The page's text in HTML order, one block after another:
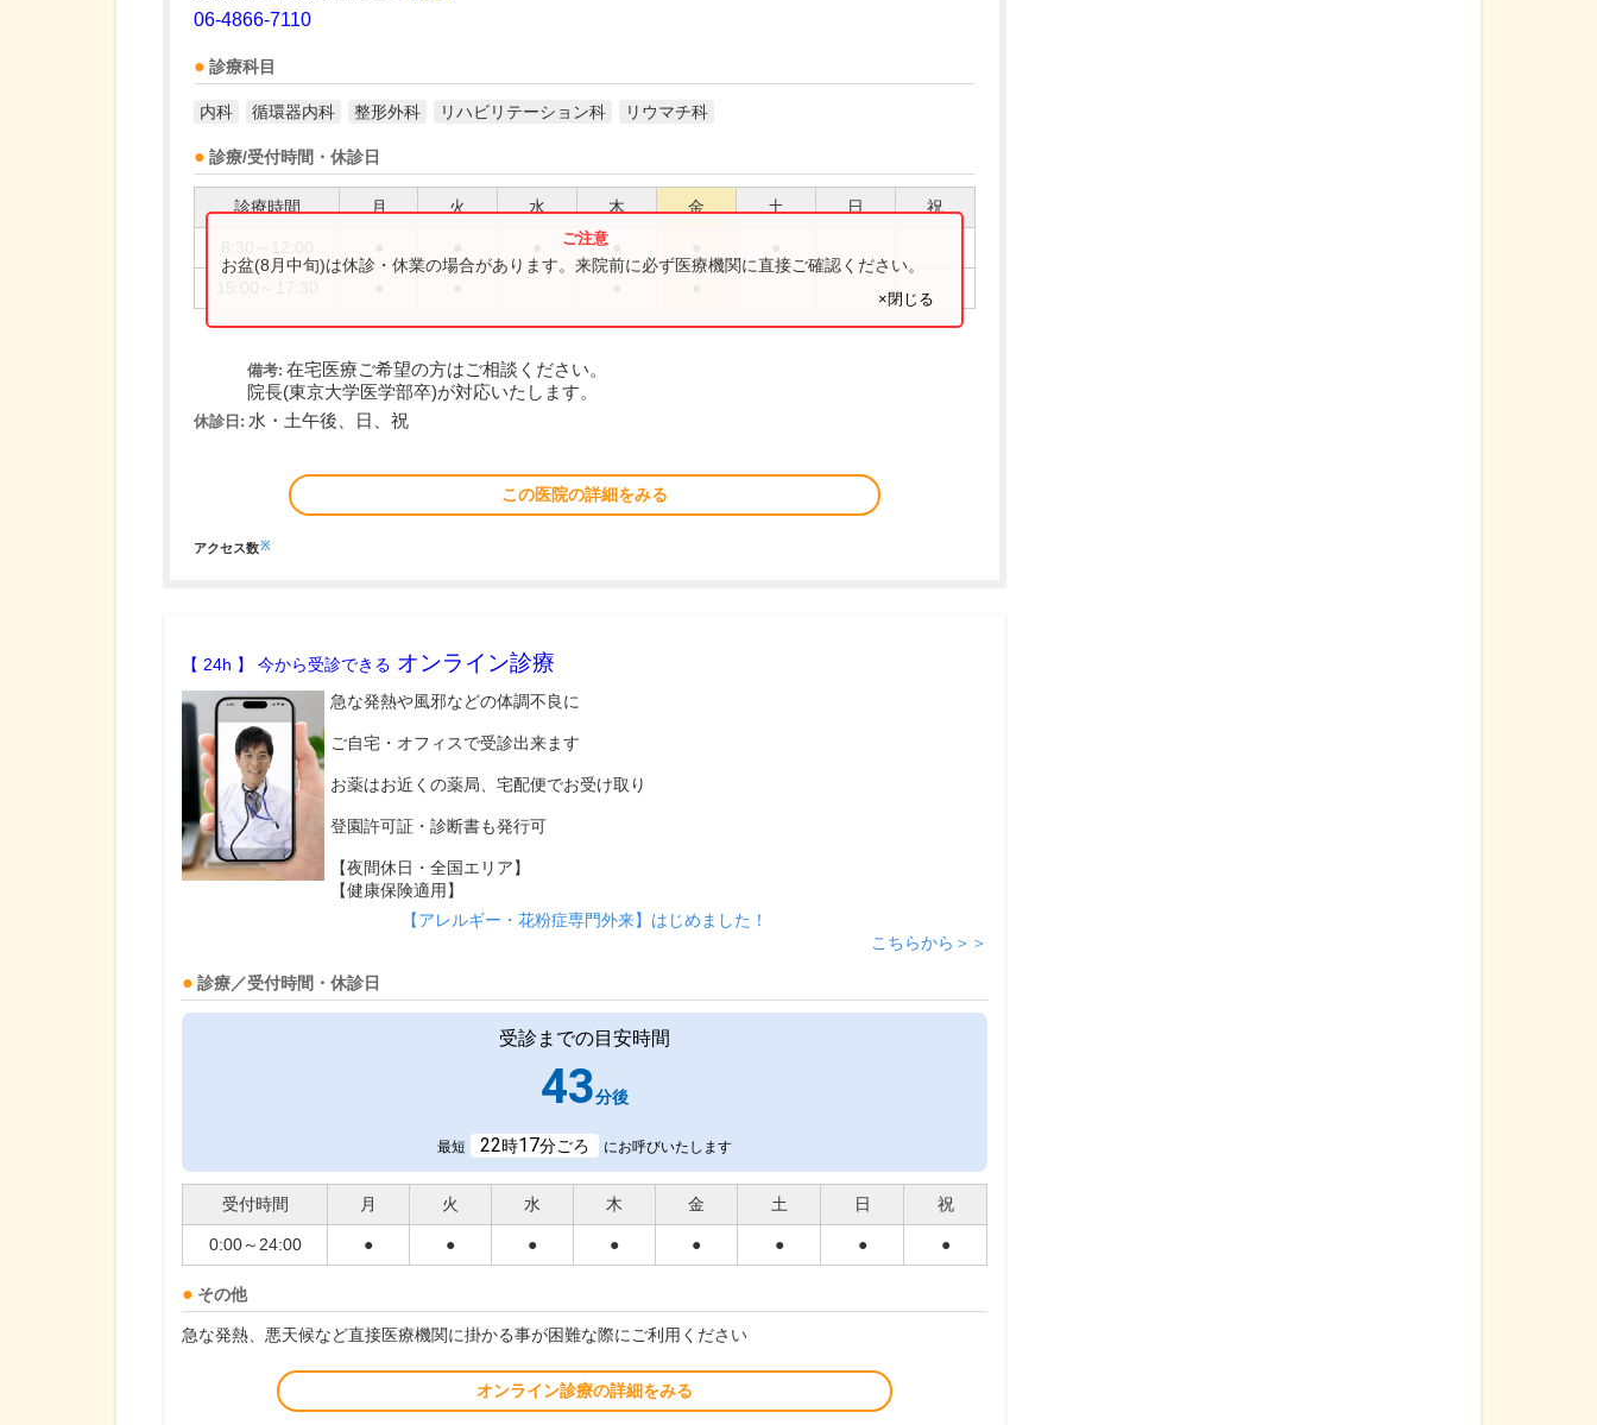
06-4866-7110
診療科目
内科 循環器内科 整形外科 リハビリテーション科 リウマチ科
診療/受付時間・休診日
診療時間 月 火 水 木 金 土 日 祝
お盆(8月中旬)は休診・休業の場合があります。来院前に必ず医療機関に直接ご確認ください。
×閉じる
備考: 在宅医療ご希望の方はご相談ください。
院長(東京大学医学部卒)が対応いたします。
休診日: 水・土午後、日、祝
この医院の詳細をみる
アクセス数※
【 24h 】 今から受診できる オンライン診療
急な発熱や風邪などの体調不良に
ご自宅・オフィスで受診出来ます
お薬はお近くの薬局、宅配便でお受け取り
登園許可証・診断書も発行可
【夜間休日・全国エリア】
【健康保険適用】
【アレルギー・花粉症専門外来】はじめました！
こちらから＞＞
診療／受付時間・休診日
受診までの目安時間
43分後
最短 22時17分ごろ にお呼びいたします
受付時間 月 火 水 木 金 土 日 祝
0:00～24:00 ● ● ● ● ● ● ● ●
その他
急な発熱、悪天候など直接医療機関に掛かる事が困難な際にご利用ください
オンライン診療の詳細をみる